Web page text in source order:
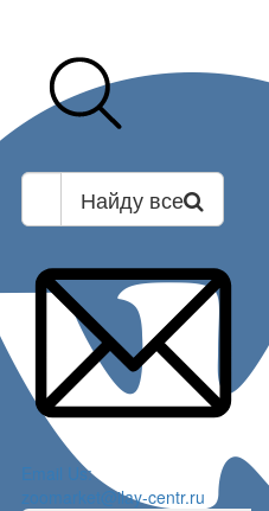
Найду все
Email Us:
zoomarket@ilay-centr.ru